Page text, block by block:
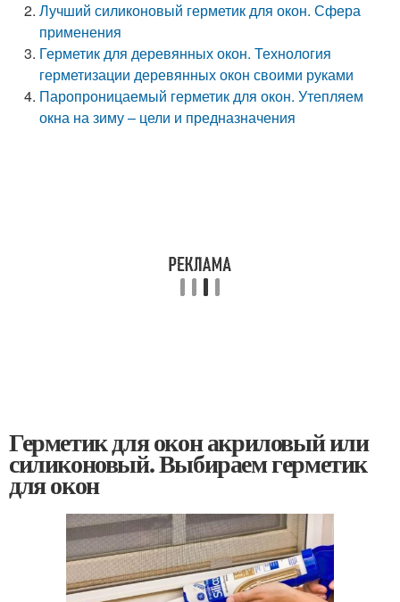
Лучший силиконовый герметик для окон. Сфера
применения
Герметик для деревянных окон. Технология
герметизации деревянных окон своими руками
Паропроницаемый герметик для окон. Утепляем
окна на зиму – цели и предназначения
Герметик для окон акриловый или
силиконовый. Выбираем герметик
для окон